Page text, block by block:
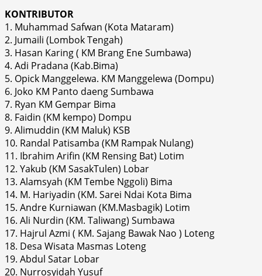
KONTRIBUTOR
1. Muhammad Safwan (Kota Mataram)
2. Jumaili (Lombok Tengah)
3. Hasan Karing ( KM Brang Ene Sumbawa)
4. Adi Pradana (Kab.Bima)
5. Opick Manggelewa. KM Manggelewa (Dompu)
6. Joko KM Panto daeng Sumbawa
7. Ryan KM Gempar Bima
8. Faidin (KM kempo) Dompu
9. Alimuddin (KM Maluk) KSB
10. Randal Patisamba (KM Rampak Nulang)
11. Ibrahim Arifin (KM Rensing Bat) Lotim
12. Yakub (KM SasakTulen) Lobar
13. Alamsyah (KM Tembe Nggoli) Bima
14. M. Hariyadin (KM. Sarei Ndai Kota Bima
15. Andre Kurniawan (KM.Masbagik) Lotim
16. Ali Nurdin (KM. Taliwang) Sumbawa
17. Hajrul Azmi ( KM. Sajang Bawak Nao ) Loteng
18. Desa Wisata Masmas Loteng
19. Abdul Satar Lobar
20. Nurrosyidah Yusuf